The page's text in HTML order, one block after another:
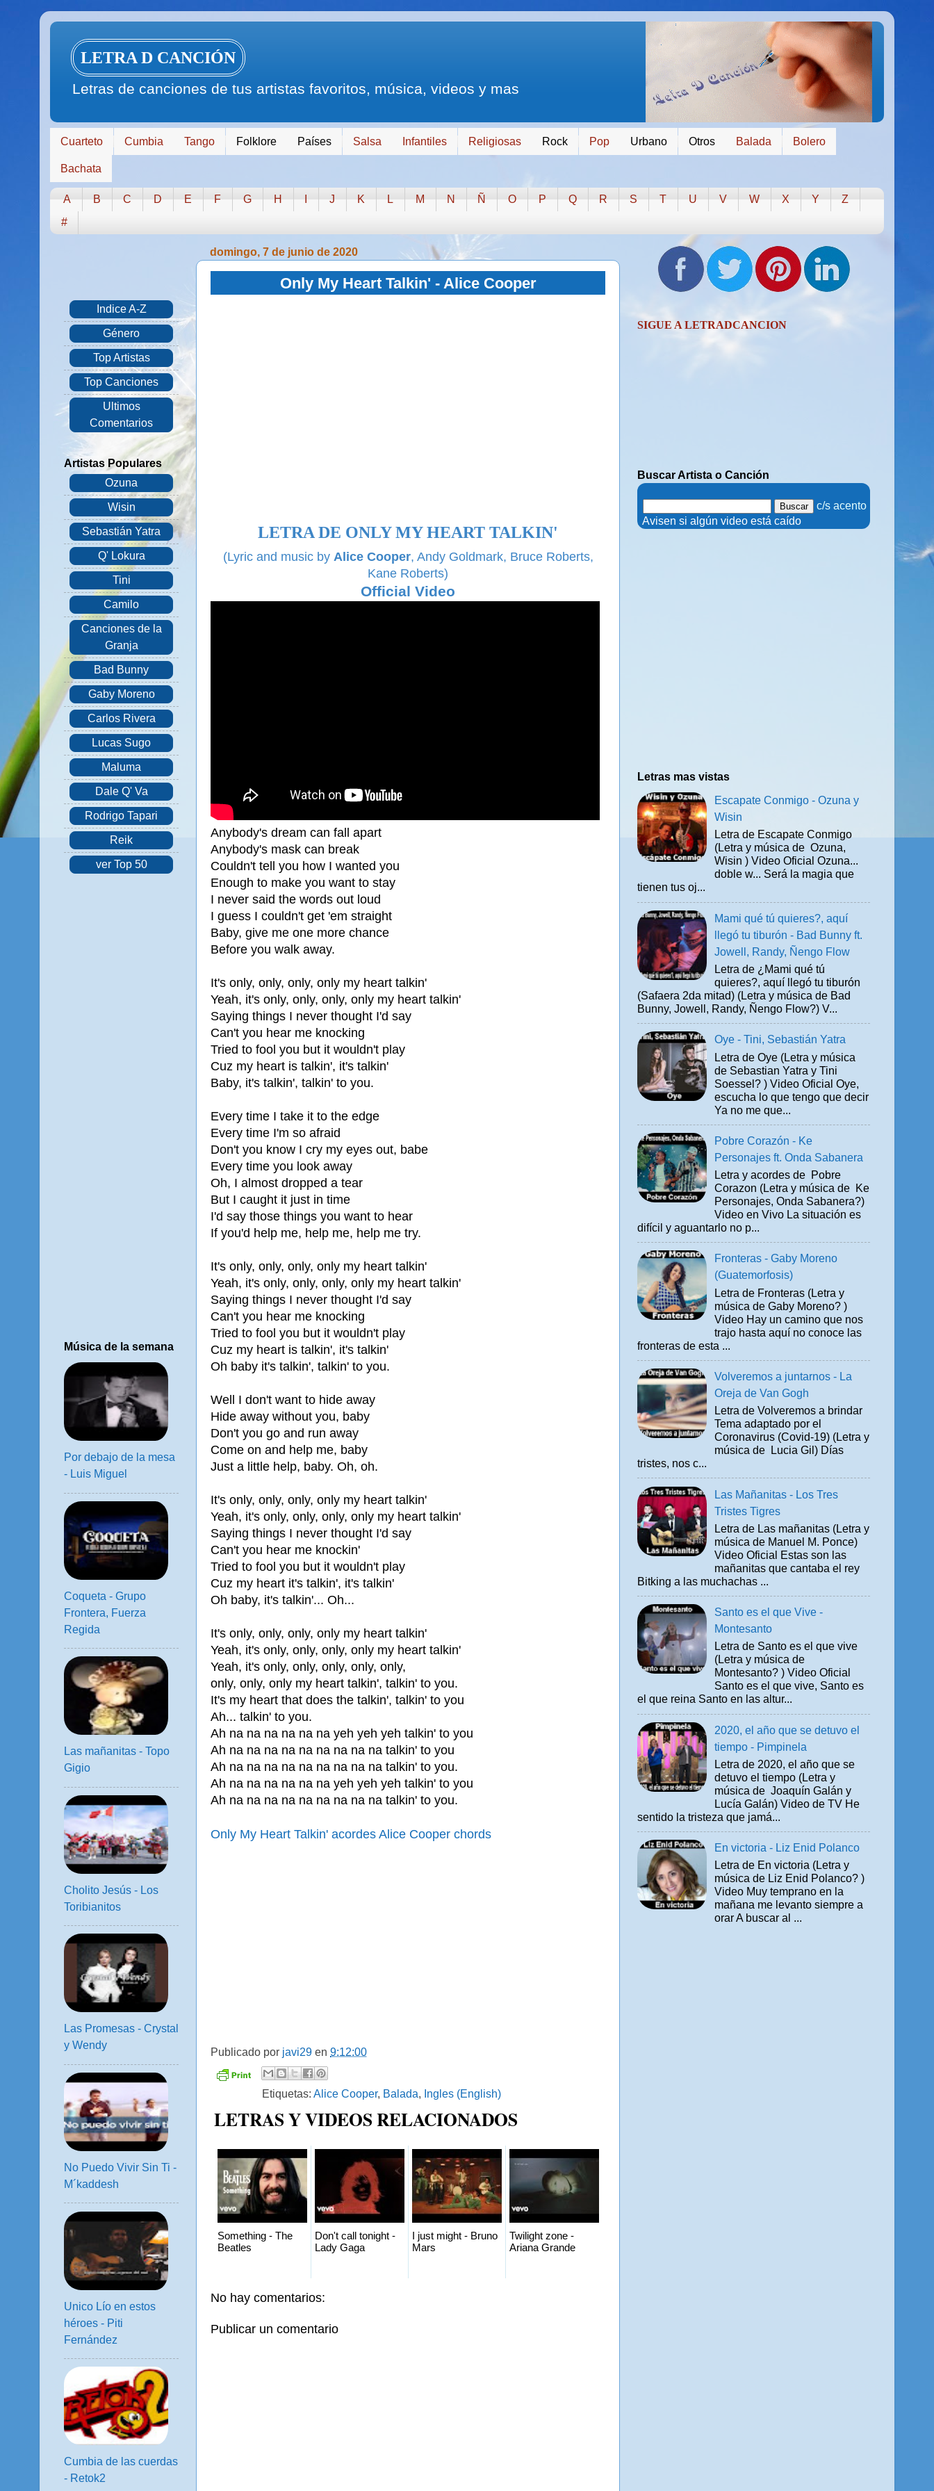
LETRA D CANCIÓN
Letras de canciones de tus artistas favoritos, música, videos y mas
Cuarteto Cumbia Tango Folklore Países Salsa Infantiles Religiosas Rock Pop Urbano Otros Balada Bolero
Bachata
A B C D E F G H J K L M N Ñ O P Q R S T U V W X Y
Z
#
domingo, 7 de junio de 2020
Only My Heart Talkin' - Alice Cooper
LETRA DE ONLY MY HEART TALKIN'
(Lyric and music by Alice Cooper, Andy Goldmark, Bruce Roberts,
Kane Roberts)
Official Video
Anybody's dream can fall apart
Anybody's mask can break
Couldn't tell you how I wanted you
Enough to make you want to stay
I never said the words out loud
I guess I couldn't get 'em straight
Baby, give me one more chance
Before you walk away.
It's only, only, only, only my heart talkin'
Yeah, it's only, only, only, only my heart talkin'
Saying things I never thought I'd say
Can't you hear me knocking
Tried to fool you but it wouldn't play
Cuz my heart is talkin', it's talkin'
Baby, it's talkin', talkin' to you.
Every time I take it to the edge
Every time I'm so afraid
Don't you know I cry my eyes out, babe
Every time you look away
Oh, I almost dropped a tear
But I caught it just in time
I'd say those things you want to hear
If you'd help me, help me, help me try.
It's only, only, only, only my heart talkin'
Yeah, it's only, only, only, only my heart talkin'
Saying things I never thought I'd say
Can't you hear me knocking
Tried to fool you but it wouldn't play
Cuz my heart is talkin', it's talkin'
Oh baby it's talkin', talkin' to you.
Well I don't want to hide away
Hide away without you, baby
Don't you go and run away
Come on and help me, baby
Just a little help, baby. Oh, oh.
It's only, only, only, only my heart talkin'
Yeah, it's only, only, only, only my heart talkin'
Saying things I never thought I'd say
Can't you hear me knockin'
Tried to fool you but it wouldn't play
Cuz my heart it's talkin', it's talkin'
Oh baby, it's talkin'... Oh...
It's only, only, only, only my heart talkin'
Yeah, it's only, only, only, only my heart talkin'
Yeah, it's only, only, only, only, only,
only, only, only my heart talkin', talkin' to you.
It's my heart that does the talkin', talkin' to you
Ah... talkin' to you.
Ah na na na na na na yeh yeh yeh talkin' to you
Ah na na na na na na na na na talkin' to you
Ah na na na na na na na na na talkin' to you.
Ah na na na na na na yeh yeh yeh talkin' to you
Ah na na na na na na na na na talkin' to you.
Only My Heart Talkin' acordes Alice Cooper chords
Publicado por javi29 en 9:12:00
Etiquetas: Alice Cooper, Balada, Ingles (English)
LETRAS Y VIDEOS RELACIONADOS
Something - The
Beatles
Don't call tonight -
Lady Gaga
I just might - Bruno
Mars
Twilight zone -
Ariana Grande
No hay comentarios:
Publicar un comentario
Indice A-Z
Género
Top Artistas
Top Canciones
Ultimos
Comentarios
Artistas Populares
Ozuna
Wisin
Sebastián Yatra
Q' Lokura
Tini
Camilo
Canciones de la
Granja
Bad Bunny
Gaby Moreno
Carlos Rivera
Lucas Sugo
Maluma
Dale Q' Va
Rodrigo Tapari
Reik
ver Top 50
Música de la semana
Por debajo de la mesa
- Luis Miguel
Coqueta - Grupo
Frontera, Fuerza
Regida
Las mañanitas - Topo
Gigio
Cholito Jesús - Los
Toribianitos
Las Promesas - Crystal
y Wendy
No Puedo Vivir Sin Ti -
M´kaddesh
Unico Lío en estos
héroes - Piti
Fernández
Cumbia de las cuerdas
- Retok2
SIGUE A LETRADCANCION
Buscar Artista o Canción
c/s acento
. Avisen si algún video está caído
Letras mas vistas
Escapate Conmigo - Ozuna y
Wisin
Letra de Escapate Conmigo
(Letra y música de Ozuna,
Wisin ) Video Oficial Ozuna...
doble w... Será la magia que
tienen tus oj...
Mami qué tú quieres?, aquí
llegó tu tiburón - Bad Bunny ft.
Jowell, Randy, Ñengo Flow
Letra de ¿Mami qué tú
quieres?, aquí llegó tu tiburón
(Safaera 2da mitad) (Letra y música de Bad
Bunny, Jowell, Randy, Ñengo Flow?) V...
Oye - Tini, Sebastián Yatra
Letra de Oye (Letra y música
de Sebastian Yatra y Tini
Soessel? ) Video Oficial Oye,
escucha lo que tengo que decir
Ya no me que...
Pobre Corazón - Ke
Personajes ft. Onda Sabanera
Letra y acordes de Pobre
Corazon (Letra y música de Ke
Personajes, Onda Sabanera?)
Video en Vivo La situación es
difícil y aguantarlo no p...
Fronteras - Gaby Moreno
(Guatemorfosis)
Letra de Fronteras (Letra y
música de Gaby Moreno? )
Video Hay un camino que nos
trajo hasta aquí no conoce las
fronteras de esta ...
Volveremos a juntarnos - La
Oreja de Van Gogh
Letra de Volveremos a brindar
Tema adaptado por el
Coronavirus (Covid-19) (Letra y
música de Lucia Gil) Días
tristes, nos c...
Las Mañanitas - Los Tres
Tristes Tigres
Letra de Las mañanitas (Letra y
música de Manuel M. Ponce)
Video Oficial Estas son las
mañanitas que cantaba el rey
Bitking a las muchachas ...
Santo es el que Vive -
Montesanto
Letra de Santo es el que vive
(Letra y música de
Montesanto? ) Video Oficial
Santo es el que vive, Santo es
el que reina Santo en las altur...
2020, el año que se detuvo el
tiempo - Pimpinela
Letra de 2020, el año que se
detuvo el tiempo (Letra y
música de Joaquín Galán y
Lucía Galán) Video de TV He
sentido la tristeza que jamá...
En victoria - Liz Enid Polanco
Letra de En victoria (Letra y
música de Liz Enid Polanco? )
Video Muy temprano en la
mañana me levanto siempre a
orar A buscar al ...